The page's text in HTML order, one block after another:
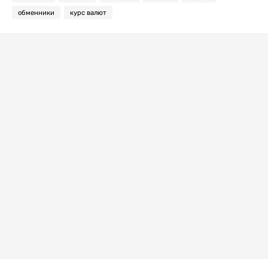
обменники курс валют